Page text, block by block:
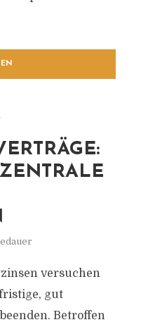
versuchen
gut
Betroffen